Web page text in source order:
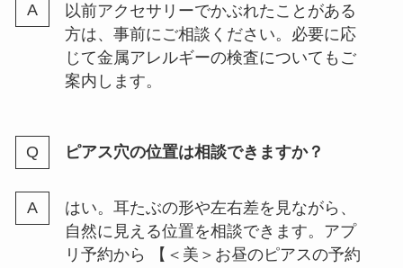
以前アクセサリーでかぶれたことがある
方は、事前にご相談ください。必要に応
じて金属アレルギーの検査についてもご
案内します。
ピアス穴の位置は相談できますか？
はい。耳たぶの形や左右差を見ながら、
自然に見える位置を相談できます。アプ
リ予約から 【＜美＞お昼のピアスの予約